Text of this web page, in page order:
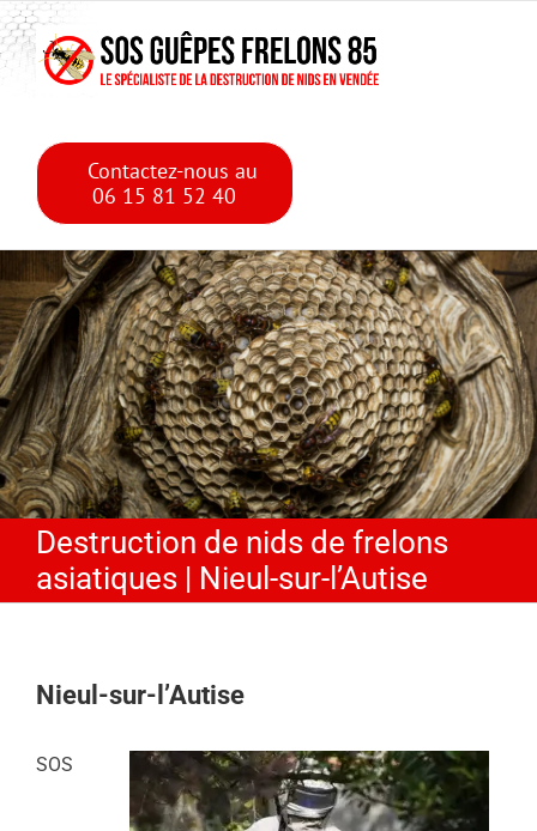
Skip to main content
Skip
to
content
Contactez-nous au
06 15 81 52 40
Destruction de nids de frelons
asiatiques | Nieul-sur-l’Autise
Nieul-sur-l’Autise
SOS